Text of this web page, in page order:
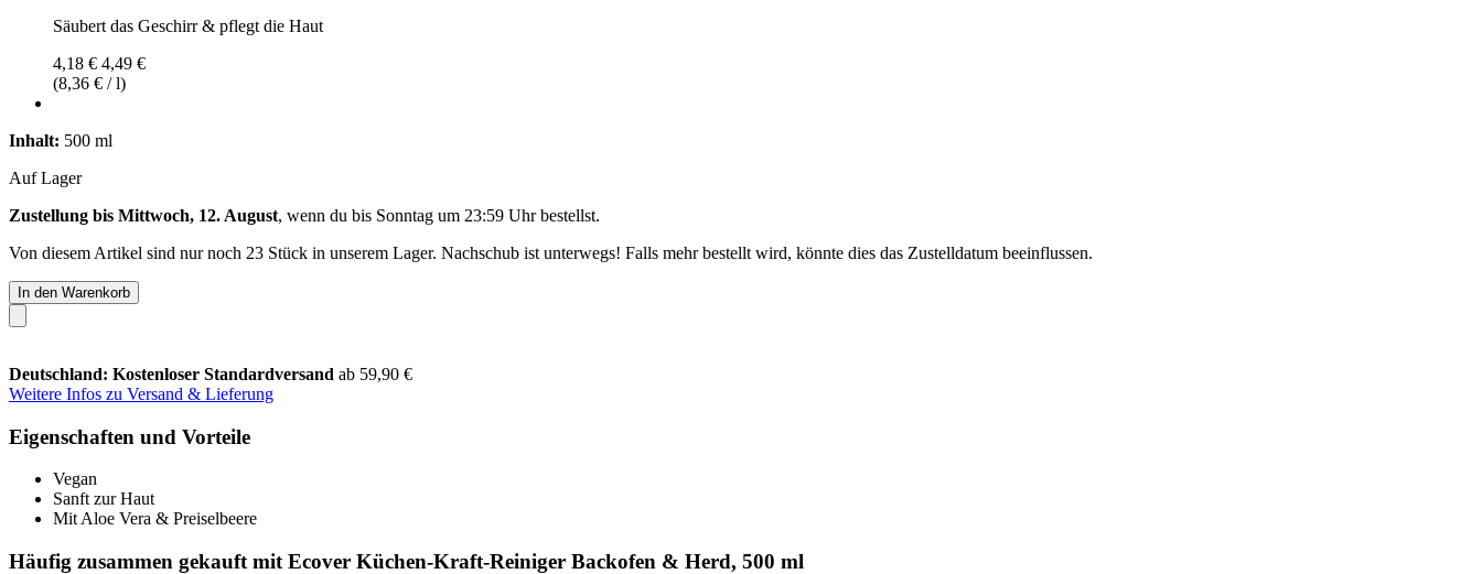
Säubert das Geschirr & pflegt die Haut
4,18 € 4,49 €
(8,36 € / l)
Inhalt: 500 ml
Auf Lager
Zustellung bis Mittwoch, 12. August, wenn du bis Sonntag um 23:59 Uhrbestellst.
Von diesem Artikel sind nur noch 23 Stück in unserem Lager. Nachschub ist unterwegs! Falls mehr bestellt wird, könnte dies das Zustelldatum beeinflussen.
In den Warenkorb
Deutschland: Kostenloser Standardversand ab 59,90 €
Weitere Infos zu Versand & Lieferung
Eigenschaften und Vorteile
Vegan
Sanft zur Haut
Mit Aloe Vera & Preiselbeere
Häufig zusammen gekauft mit Ecover Küchen-Kraft-Reiniger Backofen & Herd, 500 ml